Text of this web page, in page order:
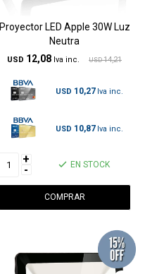
Proyector LED Apple 30W Luz
Neutra
USD 12,08 USD 14,21
USD 10,27
USD 10,87
+
- EN STOCK